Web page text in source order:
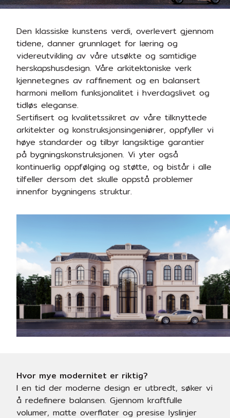
Den klassiske kunstens verdi, overlevert gjennom
tidene, danner grunnlaget for læring og
videreutvikling av våre utsøkte og samtidige
herskapshusdesign. Våre arkitektoniske verk
kjennetegnes av raffinement og en balansert
harmoni mellom funksjonalitet i hverdagslivet og
tidløs eleganse.
Sertifisert og kvalitetssikret av våre tilknyttede
arkitekter og konstruksjonsingeniører, oppfyller vi
høye standarder og tilbyr langsiktige garantier
på bygningskonstruksjonen. Vi yter også
kontinuerlig oppfølging og støtte, og bistår i alle
tilfeller dersom det skulle oppstå problemer
innenfor bygningens struktur.
Hvor mye modernitet er riktig?
I en tid der moderne design er utbredt, søker vi
å redefinere balansen. Gjennom kraftfulle
volumer, matte overflater og presise lyslinjer